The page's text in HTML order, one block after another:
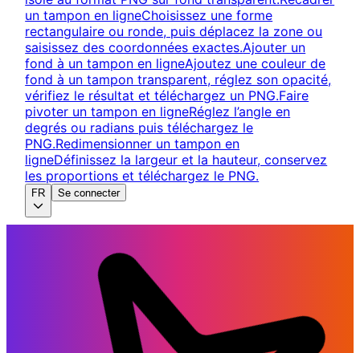
un tampon en ligneChoisissez une forme
rectangulaire ou ronde, puis déplacez la zone ou
saisissez des coordonnées exactes.Ajouter un
fond à un tampon en ligneAjoutez une couleur de
fond à un tampon transparent, réglez son opacité,
vérifiez le résultat et téléchargez un PNG.Faire
pivoter un tampon en ligneRéglez l’angle en
degrés ou radians puis téléchargez le
PNG.Redimensionner un tampon en
ligneDéfinissez la largeur et la hauteur, conservez
les proportions et téléchargez le PNG.
FR Se connecter